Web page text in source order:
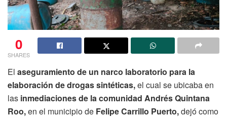
0
SHARES
El aseguramiento de un narco laboratorio para la
elaboración de drogas sintéticas,el cual se ubicaba en
las inmediaciones de la comunidad Andrés Quintana
Roo,en el municipio de Felipe Carrillo Puerto,dejó como